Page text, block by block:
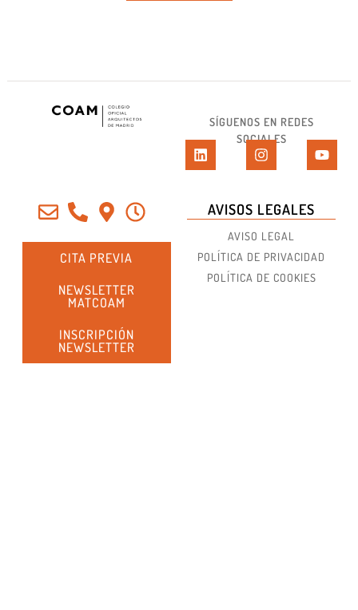
SÍGUENOS EN REDES
SOCIALES
CITA PREVIA
NEWSLETTER
MATCOAM
INSCRIPCIÓN
NEWSLETTER
AVISOS LEGALES
AVISO LEGAL
POLÍTICA DE PRIVACIDAD
POLÍTICA DE COOKIES